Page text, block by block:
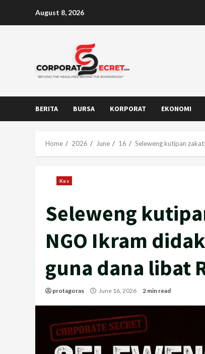
August 8, 2026
BERITA BURSA KORPORAT EKONOMI
Home 2026 June 16 Seleweng kutipan
Kes
Seleweng
NGO Ikram
guna dana libat
protagoras June 16, 2026 2 min read